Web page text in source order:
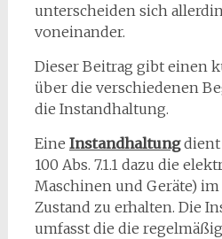
unterscheiden sich
voneinander.
Dieser Beitrag gibt einen
über die verschiedenen
die Instandhaltung.
Eine Instandhaltungdient
100 Abs. 7.1.1 dazu die
Maschinen und Geräte)
Zustand zu erhalten. Die
umfasst die die